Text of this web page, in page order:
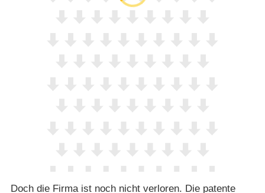
Doch die Firma ist noch nicht verloren. Die patente